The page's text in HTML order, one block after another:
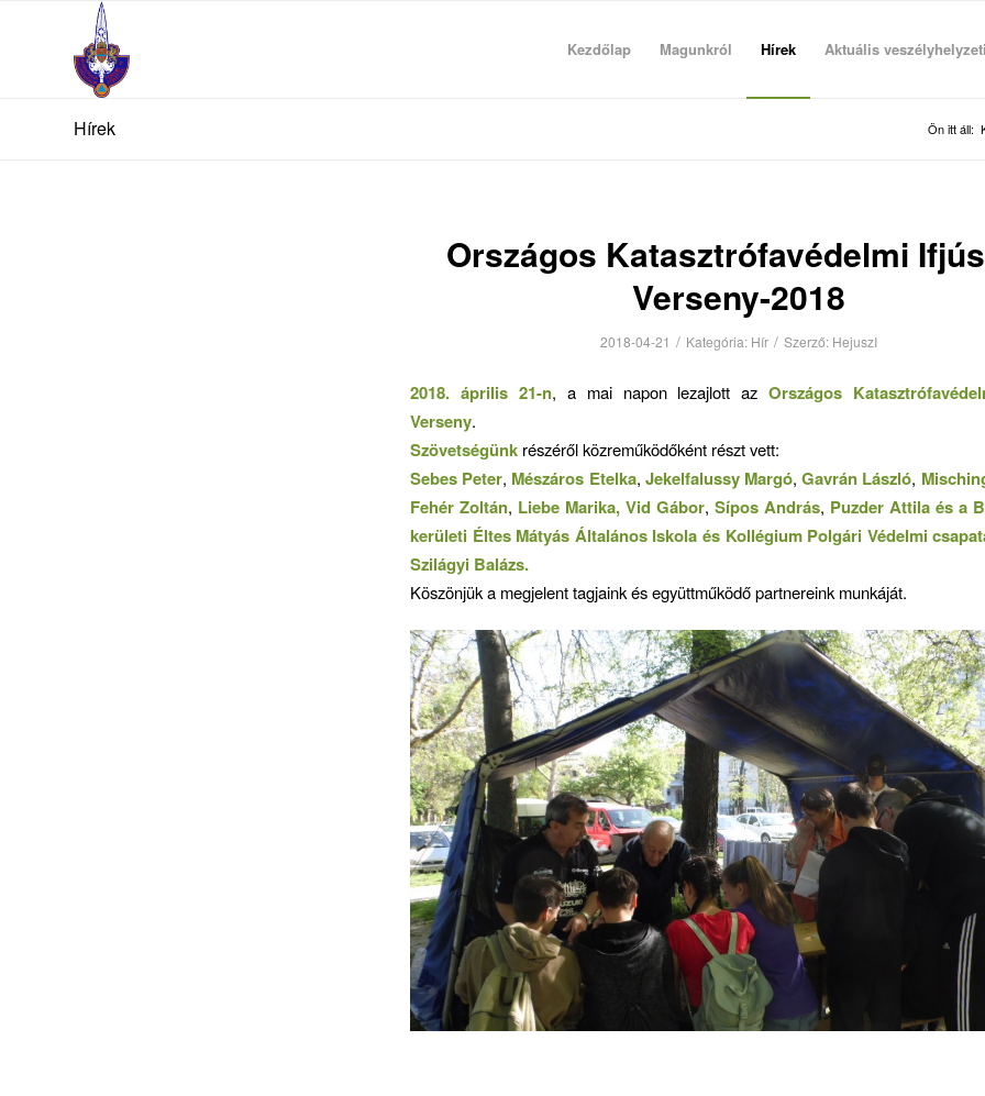
Kezdőlap Magunkról Hírek Aktuális
Hírek Ön itt áll:
Országos Katasztrófavédelmi
Verseny-2018
2018-04-21 / Kategória: Hír / Szerző: HejuszI
2018. április 21-n, a mai napon lezajlott azOrszágos
Verseny.
Szövetségünk részéről közreműködőként részt vett:
Sebes Peter, Mészáros Etelka, Jekelfalussy Margó,Gavrán László,
Fehér Zoltán, Liebe Marika, Vid Gábor, Sípos András, Puzder Attila és a
kerületi Éltes Mátyás Általános Iskola és Kollégium Polgári Védelmi
Szilágyi Balázs.
Köszönjük a megjelent tagjaink és együttműködő partnereink munkáját.